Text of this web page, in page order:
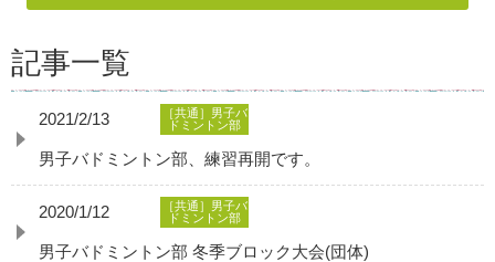
記事一覧
2021/2/13
［共通］男子バ
ドミントン部
男子バドミントン部、練習再開です。
2020/1/12
［共通］男子バ
ドミントン部
男子バドミントン部 冬季ブロック大会(団体)